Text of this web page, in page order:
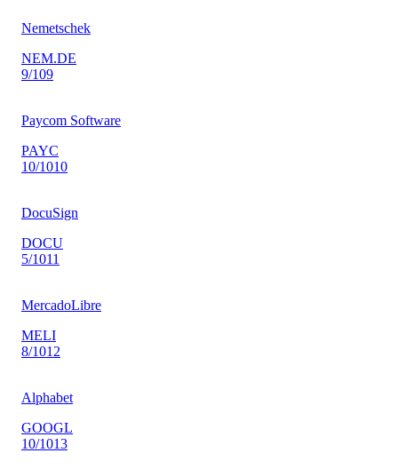
Nemetschek
NEM.DE
9/109
Paycom Software
PAYC
10/1010
DocuSign
DOCU
5/1011
MercadoLibre
MELI
8/1012
Alphabet
GOOGL
10/1013